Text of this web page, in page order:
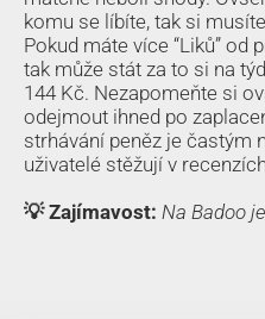
komu se líbíte, tak si
Pokud máte více “Liků” od
tak může stát za to si na
144 Kč. Nezapomeňte si
odejmout ihned po
strhávání peněz je častým
uživatelé stěžují v
💡 Zajímavost: Na Badoo